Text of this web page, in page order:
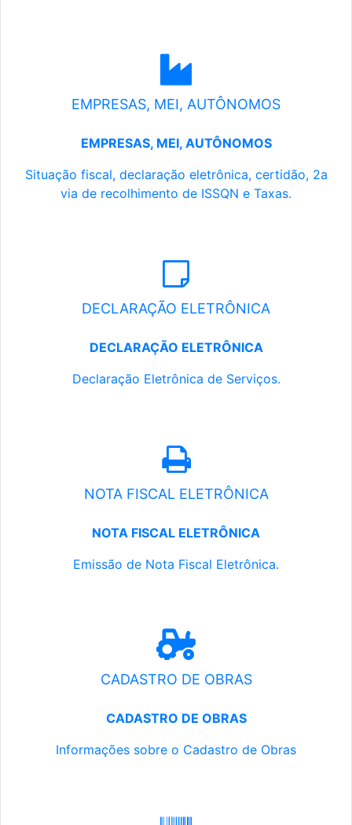
EMPRESAS, MEI, AUTÔNOMOS
EMPRESAS, MEI, AUTÔNOMOS
Situação fiscal, declaração eletrônica, certidão, 2a
via de recolhimento de ISSQN e Taxas.
DECLARAÇÃO ELETRÔNICA
DECLARAÇÃO ELETRÔNICA
Declaração Eletrônica de Serviços.
NOTA FISCAL ELETRÔNICA
NOTA FISCAL ELETRÔNICA
Emissão de Nota Fiscal Eletrônica.
CADASTRO DE OBRAS
CADASTRO DE OBRAS
Informações sobre o Cadastro de Obras